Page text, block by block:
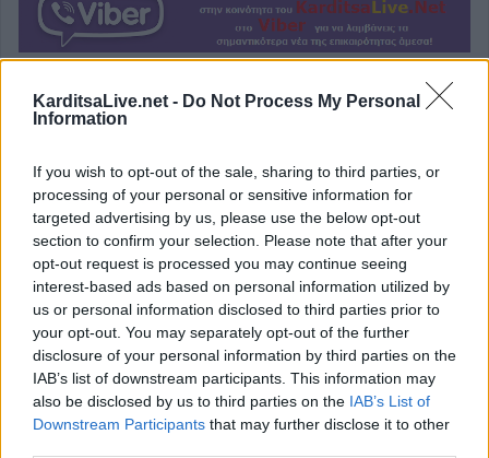
KarditsaLive.net - Do Not Process My Personal
Information
If you wish to opt-out of the sale, sharing to third parties, or
processing of your personal or sensitive information for
targeted advertising by us, please use the below opt-out
section to confirm your selection. Please note that after your
opt-out request is processed you may continue seeing
interest-based ads based on personal information utilized by
us or personal information disclosed to third parties prior to
your opt-out. You may separately opt-out of the further
disclosure of your personal information by third parties on the
IAB’s list of downstream participants. This information may
also be disclosed by us to third parties on the IAB’s List of
Downstream Participants that may further disclose it to other
Κοινοποιήστε αυτό το άρθρο
επιστροφή στην κορυφή
ΕΠΑΓΓΕΛΜΑΤΙΕΣ ΥΓΕΙΑΣ